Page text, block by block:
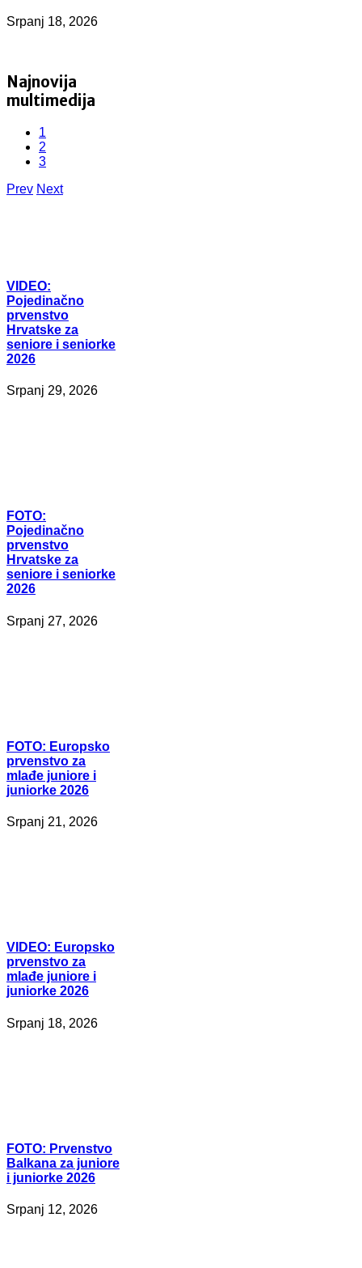
Srpanj 18, 2026
Najnovija
multimedija
1
2
3
Prev Next
VIDEO:
Pojedinačno
prvenstvo
Hrvatske za
seniore i seniorke
2026
Srpanj 29, 2026
FOTO:
Pojedinačno
prvenstvo
Hrvatske za
seniore i seniorke
2026
Srpanj 27, 2026
FOTO: Europsko
prvenstvo za
mlađe juniore i
juniorke 2026
Srpanj 21, 2026
VIDEO: Europsko
prvenstvo za
mlađe juniore i
juniorke 2026
Srpanj 18, 2026
FOTO: Prvenstvo
Balkana za juniore
i juniorke 2026
Srpanj 12, 2026